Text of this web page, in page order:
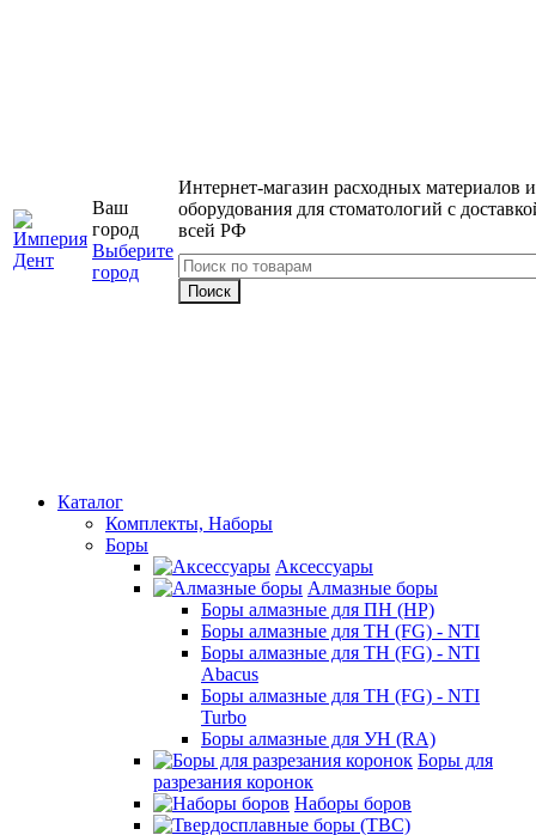
Ваш
город
Выберите
город
Интернет-магазин расходных материалов и
оборудования для стоматологий с
всей РФ
Каталог
Комплекты, Наборы
Боры
Аксессуары
Алмазные боры
Боры алмазные для ПН (HP)
Боры алмазные для ТН (FG) - NTI
Боры алмазные для ТН (FG) - NTI
Abacus
Боры алмазные для ТН (FG) - NTI
Turbo
Боры алмазные для УН (RA)
Боры для
разрезания коронок
Наборы боров